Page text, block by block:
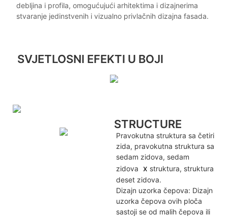
debljina i profila, omogućujući arhitektima i dizajnerima
stvaranje jedinstvenih i vizualno privlačnih dizajna fasada.
SVJETLOSNI EFEKTI U BOJI
STRUCTURE
Pravokutna struktura sa četiri
zida, pravokutna struktura sa
sedam zidova, sedam
zidova
x struktura, struktura
deset zidova.
Dizajn uzorka čepova: Dizajn
uzorka čepova ovih ploča
sastoji se od malih čepova ili